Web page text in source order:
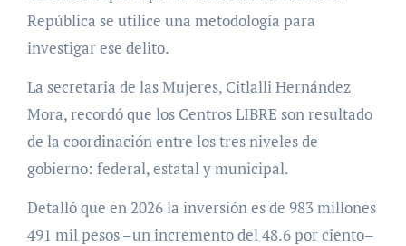
República se utilice una metodología para
investigar ese delito.
La secretaria de las Mujeres, Citlalli Hernández
Mora, recordó que los Centros LIBRE son resultado
de la coordinación entre los tres niveles de
gobierno: federal, estatal y municipal.
Detalló que en 2026 la inversión es de 983 millones
491 mil pesos –un incremento del 48.6 por ciento–